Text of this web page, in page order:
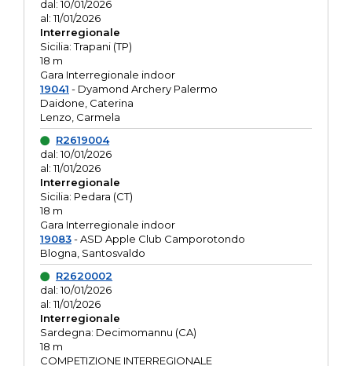
dal: 10/01/2026
al: 11/01/2026
Interregionale
Sicilia: Trapani (TP)
18 m
Gara Interregionale indoor
19041 - Dyamond Archery Palermo
Daidone, Caterina
Lenzo, Carmela
R2619004
dal: 10/01/2026
al: 11/01/2026
Interregionale
Sicilia: Pedara (CT)
18 m
Gara Interregionale indoor
19083- ASD Apple Club Camporotondo
Blogna, Santosvaldo
R2620002
dal: 10/01/2026
al: 11/01/2026
Interregionale
Sardegna: Decimomannu (CA)
18 m
COMPETIZIONE INTERREGIONALE